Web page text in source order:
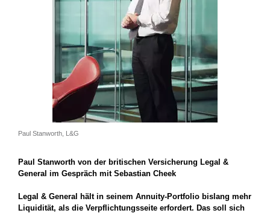
Paul Stanworth, L&G
Paul Stanworth von der britischen Versicherung Legal &
General im Gespräch mit Sebastian Cheek
Legal & General hält in seinem Annuity-Portfolio bislang mehr
Liquidität, als die Verpflichtungsseite­ erfordert. Das soll sich